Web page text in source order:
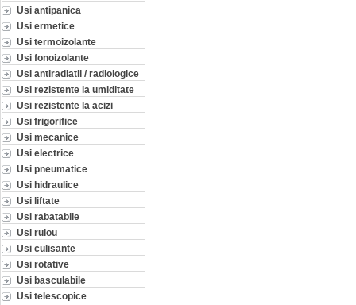
Usi antipanica
Usi ermetice
Usi termoizolante
Usi fonoizolante
Usi antiradiatii / radiologice
Usi rezistente la umiditate
Usi rezistente la acizi
Usi frigorifice
Usi mecanice
Usi electrice
Usi pneumatice
Usi hidraulice
Usi liftate
Usi rabatabile
Usi rulou
Usi culisante
Usi rotative
Usi basculabile
Usi telescopice